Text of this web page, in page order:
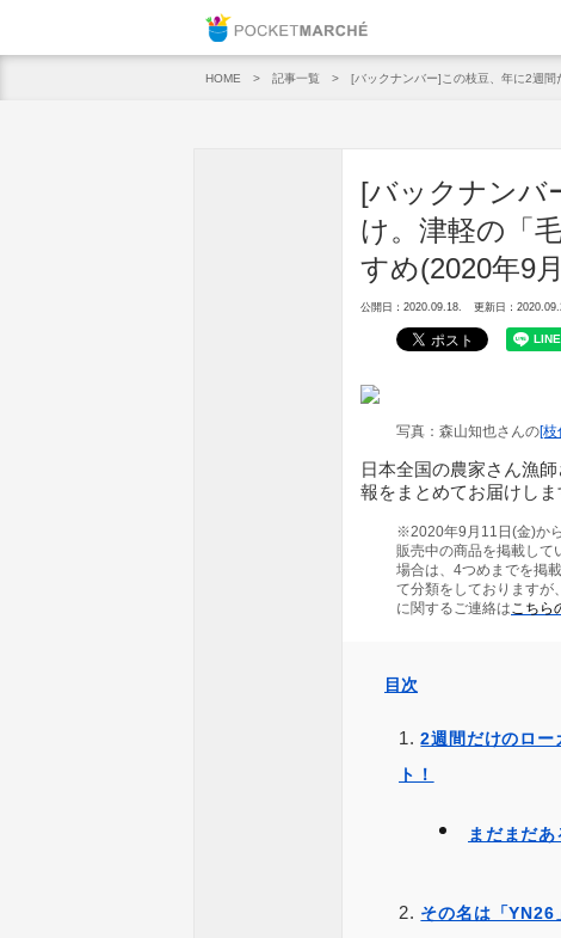
HOME 記事一覧 [バックナンバー]この枝豆、年に2週
[バックナンバ
け。津軽の「
すめ(2020年9
公開日：2020.09.18. 更新日：
写真：森山知也さんの[枝
日本全国の農家さん漁
報をまとめてお届けしま
※2020年9月11日(金)か
販売中の商品を掲載し
場合は、4つめまでを掲
て分類をしております
に関するご連絡はこちら
目次
2週間だけのロー
ト！
まだまだ
その名は「YN26